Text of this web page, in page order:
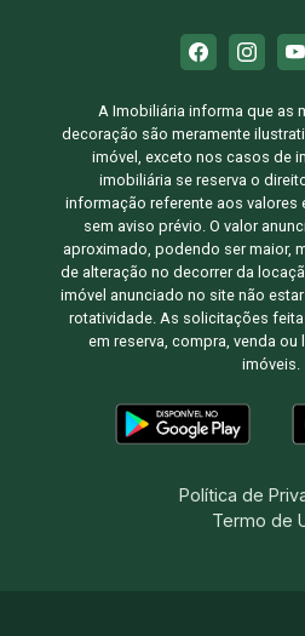
A Imobiliária informa que as
decoração são meramente
imóvel, exceto nos casos de
imobiliária se reserva o
informação referente aos valores
sem aviso prévio. O valor
aproximado, podendo ser maior,
de alteração no decorrer da
imóvel anunciado no site não
rotatividade. As solicitações
em reserva, compra, venda
imóveis.
Política de
Termo de